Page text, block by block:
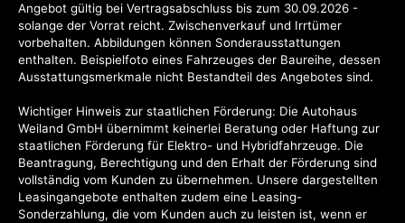
Angebot gültig bei Vertragsabschluss bis zum 30.09.2026 -
solange der Vorrat reicht. Zwischenverkauf und Irrtümer
vorbehalten. Abbildungen können Sonderausstattungen
enthalten. Beispielfoto eines Fahrzeuges der Baureihe, dessen
Ausstattungsmerkmale nicht Bestandteil des Angebotes sind.
Wichtiger Hinweis zur staatlichen Förderung: Die Autohaus
Weiland GmbH übernimmt keinerlei Beratung oder Haftung zur
staatlichen Förderung für Elektro- und Hybridfahrzeuge. Die
Beantragung, Berechtigung und den Erhalt der Förderung sind
vollständig vom Kunden zu übernehmen. Unsere dargestellten
Leasingangebote enthalten zudem eine Leasing-
Sonderzahlung, die vom Kunden auch zu leisten ist, wenn er